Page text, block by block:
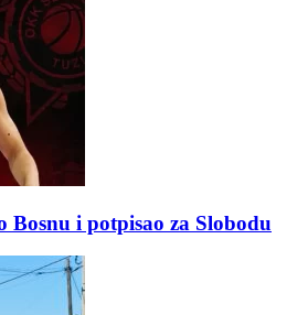
Bosnu i potpisao za Slobodu